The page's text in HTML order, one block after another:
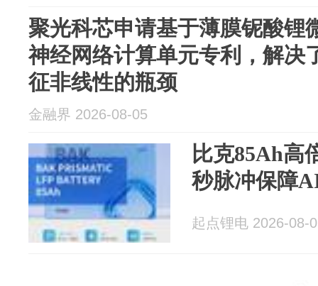
聚光科芯申请基于薄膜铌酸锂
神经网络计算单元专利，解决
征非线性的瓶颈
金融界 2026-08-05
比克85Ah高
秒脉冲保障
起点锂电 2026-08-